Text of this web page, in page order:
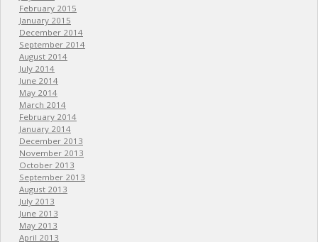
February 2015
January 2015
December 2014
September 2014
August 2014
July 2014
June 2014
May 2014
March 2014
February 2014
January 2014
December 2013
November 2013
October 2013
September 2013
August 2013
July 2013
June 2013
May 2013
April 2013